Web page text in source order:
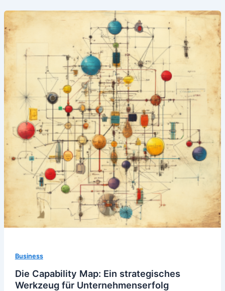
Business
Die Capability Map: Ein strategisches
Werkzeug für Unternehmenserfolg